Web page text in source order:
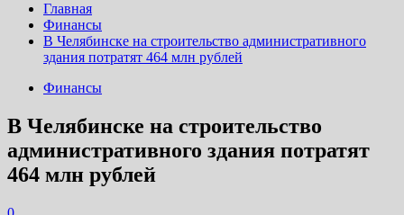
Главная
Финансы
В Челябинске на строительство административного
здания потратят 464 млн рублей
Финансы
В Челябинске на строительство
административного здания потратят
464 млн рублей